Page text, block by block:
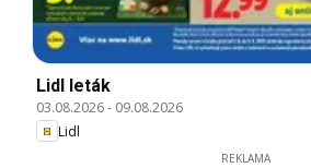
Lidl leták
03.08.2026- 09.08.2026
Lidl
REKLAMA